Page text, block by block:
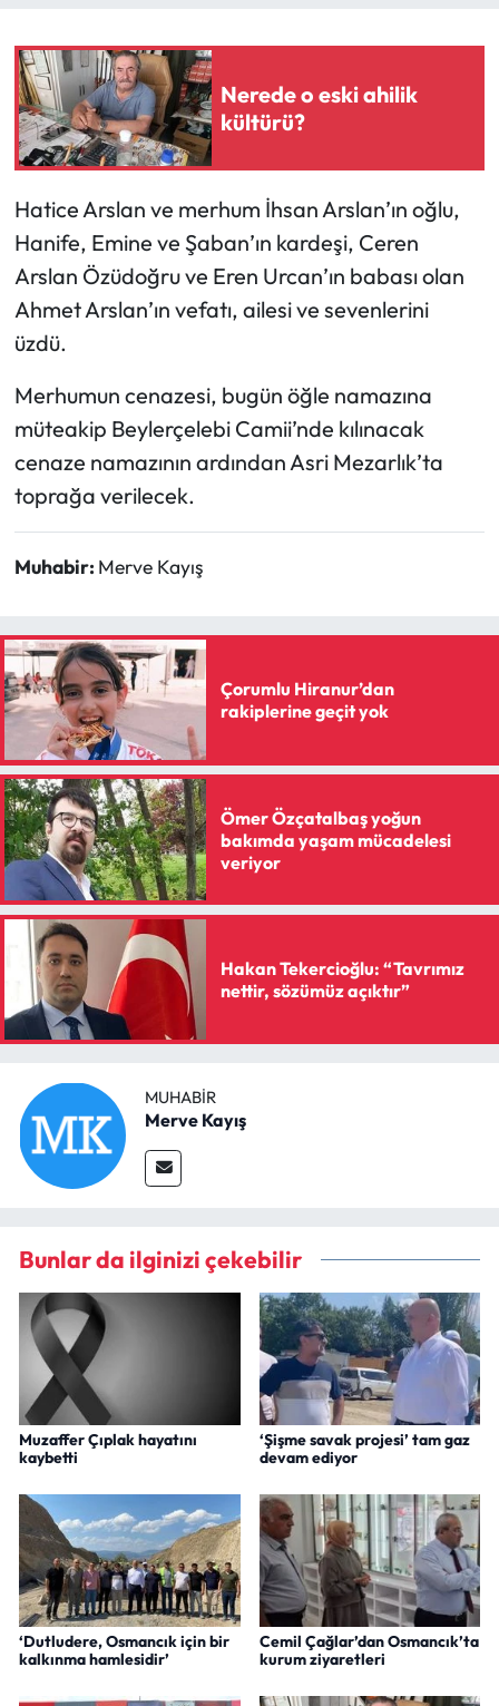
Nerede o eski ahilik
kültürü?
Hatice Arslan ve merhum İhsan Arslan’ın oğlu,
Hanife, Emine ve Şaban’ın kardeşi, Ceren
Arslan Özüdoğru ve Eren Urcan’ın babası olan
Ahmet Arslan’ın vefatı, ailesi ve sevenlerini
üzdü.
Merhumun cenazesi, bugün öğle namazına
müteakip Beylerçelebi Camii’nde kılınacak
cenaze namazının ardından Asri Mezarlık’ta
toprağa verilecek.
Muhabir: Merve Kayış
Çorumlu Hiranur’dan
rakiplerine geçit yok
Ömer Özçatalbaş yoğun
bakımda yaşam mücadelesi
veriyor
Hakan Tekercioğlu: “Tavrımız
nettir, sözümüz açıktır”
MUHABIR
Merve Kayış
Bunlar da ilginizi çekebilir
Muzaffer Çıplak hayatını
kaybetti
‘Şişme savak projesi’ tam gaz
devam ediyor
‘Dutludere, Osmancık için bir
kalkınma hamlesidir’
Cemil Çağlar’dan Osmancık’ta
kurum ziyaretleri
Kültür Sanat
Laçin Haberleri
Magazin
Mecitözü Haberleri
Oğuzlar Haberleri
Osmancık Haberleri
Otomotiv
Sağlık
Siyaset
Spor
Sungurlu Haberleri
Turizm
Uğurludağ Haberleri
Yaşam
Yemek Tarifleri
Yerel Haberler